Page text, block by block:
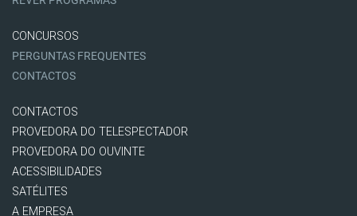
CONCURSOS
PERGUNTAS FREQUENTES
CONTACTOS
CONTACTOS
PROVEDORA DO TELESPECTADOR
PROVEDORA DO OUVINTE
ACESSIBILIDADES
SATÉLITES
A EMPRESA